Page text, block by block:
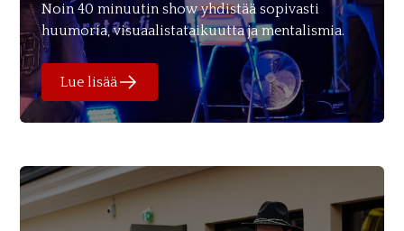
Noin 40 minuutin show yhdistää sopivasti
huumoria, visuaalistataikuutta ja mentalismia.
Lue lisää